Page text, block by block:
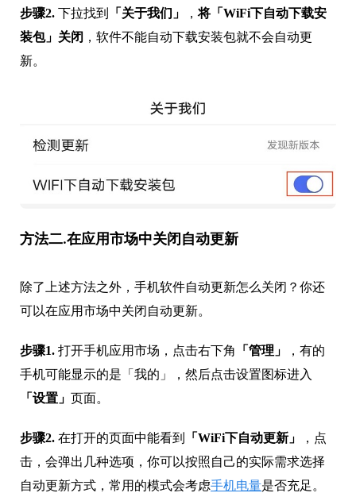
步骤2. 下拉找到 「关于我们」 ，将 「WiFi下自动下载安
装包」关闭 ，软件不能自动下载安装包就不会自动更
新。
方法二.在应用市场中关闭自动更新
除了上述方法之外，手机软件自动更新怎么关闭？你还
可以在应用市场中关闭自动更新。
步骤1. 打开手机应用市场，点击右下角 「管理」
，有的
手机可能显示的是「我的」，然后点击设置图标进入
「设置」 页面。
步骤2. 在打开的页面中能看到 「WiFi下自动更新」
，点
击，会弹出几种选项，你可以按照自己的实际需求选择
自动更新方式，常用的模式会考虑手机电量是否充足。